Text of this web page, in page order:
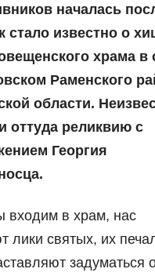
началась
стало известно о
храма в
Раменского
области.
оттуда реликвию с
Георгия
входим в храм, нас
лики святых, их
задуматься